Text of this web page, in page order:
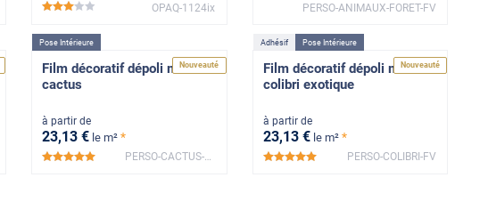
*****
OPAQ-1124ix PERSO-ANIMAUX-FORET-FV
Nouveauté
Pose Intérieure
Film décoratif dépoli motif
cactus
à partir de
23,13 € le m² *
PERSO-CACTUS-FV
Nouveauté
Adhésif Pose Intérieure
Film décoratif dépoli motif
colibri exotique
à partir de
23,13 € le m² *
*****
PERSO-COLIBRI-FV